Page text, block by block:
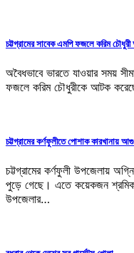
চট্টগ্রামের সাবেক এমপি ফজলে করিম
অবৈধভাবে ভারতে যাওয়ার সময়
ফজলে করিম চৌধুরীকে আটক
চট্টগ্রামের কর্ণফুলীতে পোশাক কারখানায়
চট্টগ্রামের কর্ণফুলী উপজেলায়
পুড়ে গেছে। এতে কয়েকজন
উপজেলার…